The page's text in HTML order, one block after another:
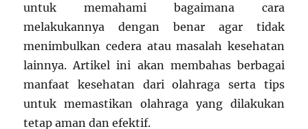
untuk memahami bagaimana cara
melakukannya dengan benar agar tidak
menimbulkan cedera atau masalah kesehatan
lainnya. Artikel ini akan membahas berbagai
manfaat kesehatan dari olahraga serta tips
untuk memastikan olahraga yang dilakukan
tetap aman dan efektif.